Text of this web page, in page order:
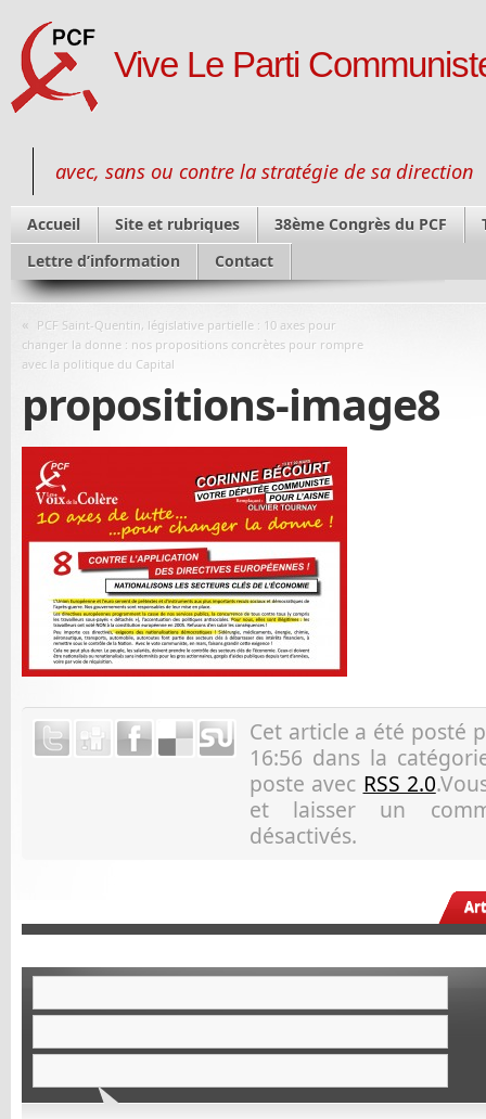
Vive Le Parti
avec, sans ou contre la stratégie de sa direction
Accueil Site et rubriques 38ème Congrès du PCF
Lettre d’information
Contact
« PCF Saint-Quentin, législative partielle : 10 axes pour
changer la donne : nos propositions concrètes pour rompre
avec la politique du Capital
propositions-image8
Cet article a été posté
16:56 dans la
poste avec RSS 2.0
et laisser un
désactivés.